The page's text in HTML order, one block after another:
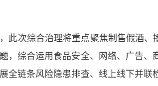
次综合治理将重点聚焦制售假酒、
，综合运用食品安全、网络、广告、
全链条风险隐患排查、线上线下并联